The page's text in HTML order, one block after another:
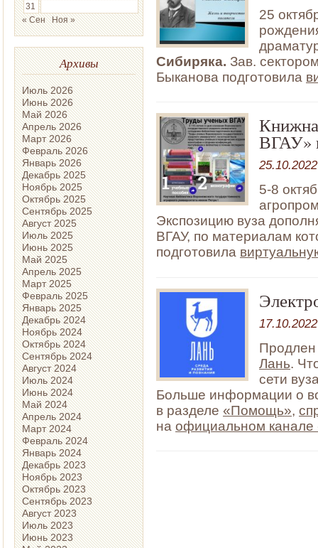
31
« Сен
Ноя »
Архивы
Июль 2026
Июнь 2026
Май 2026
Апрель 2026
Март 2026
Февраль 2026
Январь 2026
Декабрь 2025
Ноябрь 2025
Октябрь 2025
Сентябрь 2025
Август 2025
Июль 2025
Июнь 2025
Май 2025
Апрель 2025
Март 2025
Февраль 2025
Январь 2025
Декабрь 2024
Ноябрь 2024
Октябрь 2024
Сентябрь 2024
Август 2024
Июль 2024
Июнь 2024
Май 2024
Апрель 2024
Март 2024
Февраль 2024
Январь 2024
Декабрь 2023
Ноябрь 2023
Октябрь 2023
Сентябрь 2023
Август 2023
Июль 2023
Июнь 2023
25
Сибиряка. Зав.
Быканова подготовила
ВГАУ»
25.10.2022
5-8
Экспозицию вуза
ВГАУ, по материалам
подготовила
17.10.2022
Продлен
Лань.
сети
Больше информации о
в разделе «Помощь»,
на официальном канале